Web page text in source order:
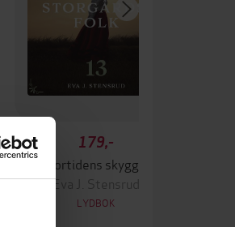
179,-
Fortidens skygge
Eva J. Stensrud
LYDBOK